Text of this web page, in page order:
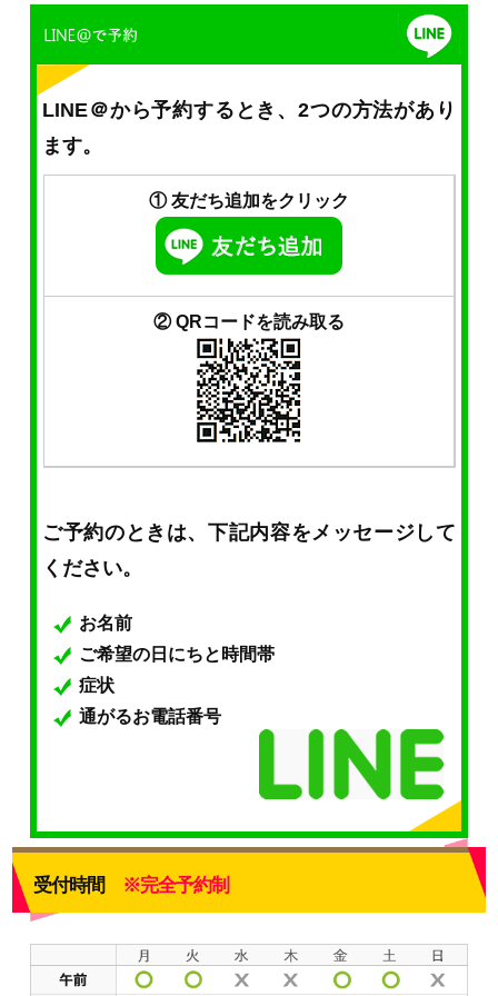
LINE＠から予約するとき、2つの方法があり
ます。
① 友だち追加をクリック
② QRコードを読み取る
ご予約のときは、下記内容をメッセージして
ください。
お名前
ご希望の日にちと時間帯
症状
通がるお電話番号
受付時間 ※完全予約制